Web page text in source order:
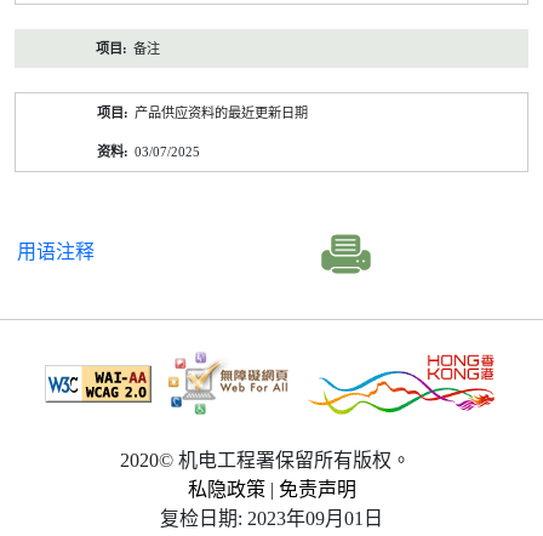
备注
产品供应资料的最近更新日期
03/07/2025
用语注释
2020© 机电工程署保留所有版权。
私隐政策 | 免责声明
复检日期: 2023年09月01日